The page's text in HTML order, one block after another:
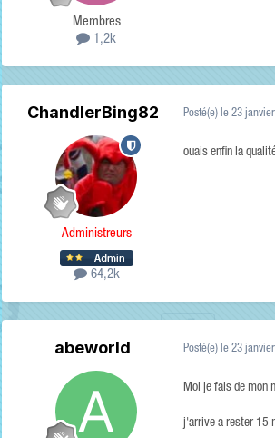
Membres
1,2k
ChandlerBing82
Administreurs
64,2k
Posté(e) le 23
ouais enfin la
abeworld Posté(e) le 23
Moi je fais de mon
j'arrive a rester 15